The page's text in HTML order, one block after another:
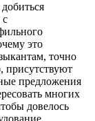
с
это
точно
присутствуют
предложения
многих
довелось